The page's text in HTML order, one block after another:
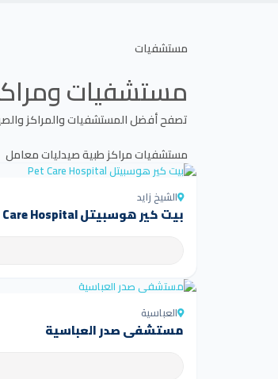
مستشفيات
مستشفيات
تصفح أفضل المستشفيات والمراكز
مستشفياتمراكز طبيةصيدلياتمعامل
الشيخ زايد
بيت كير هوسبيتل Pet Care Hospital
العباسية
مستشفى صدر العباسية